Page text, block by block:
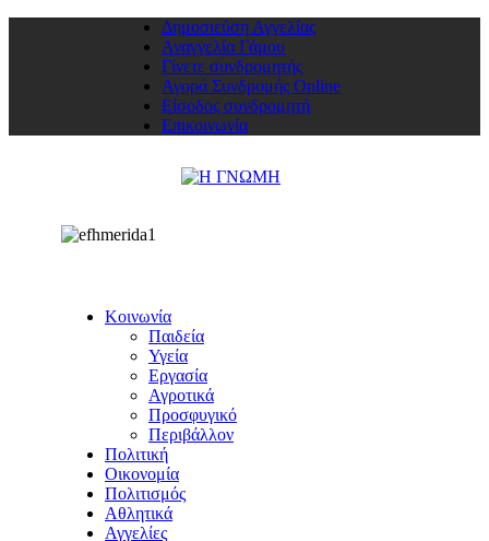
Δημοσιεύση Αγγελίας
Αναγγελία Γάμου
Γίνετε συνδρομητής
Αγορά Συνδρομής Online
Είσοδος συνδρομητή
Επικοινωνία
Κοινωνία
Παιδεία
Υγεία
Εργασία
Αγροτικά
Προσφυγικό
Περιβάλλον
Πολιτική
Οικονομία
Πολιτισμός
Αθλητικά
Αγγελίες